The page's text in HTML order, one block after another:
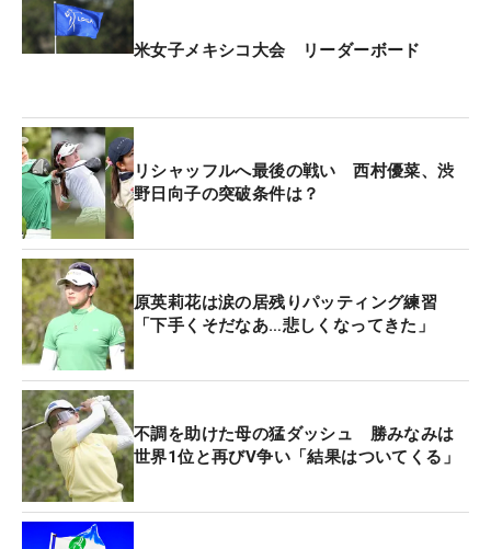
米女子メキシコ大会 リーダーボード
リシャッフルへ最後の戦い 西村優菜、渋
野日向子の突破条件は？
原英莉花は涙の居残りパッティング練習
「下手くそだなあ…悲しくなってきた」
不調を助けた母の猛ダッシュ 勝みなみは
世界1位と再びV争い「結果はついてくる」